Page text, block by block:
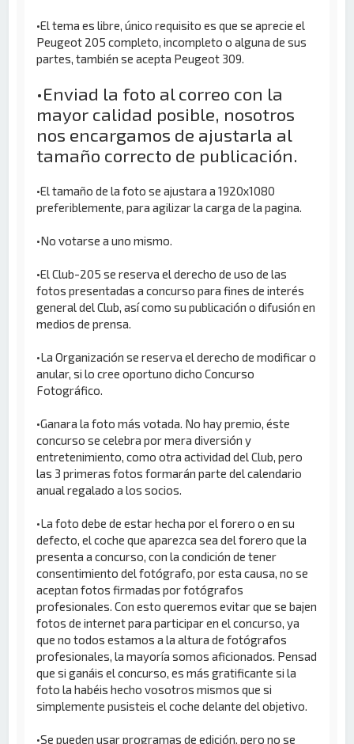
•El tema es libre, único requisito es que se aprecie el
Peugeot 205 completo, incompleto o alguna de sus
partes, también se acepta Peugeot 309.
•Enviad la foto al correo con la
mayor calidad posible, nosotros
nos encargamos de ajustarla al
tamaño correcto de publicación.
•El tamaño de la foto se ajustara a 1920x1080
preferiblemente, para agilizar la carga de la pagina.
•No votarse a uno mismo.
•El Club-205 se reserva el derecho de uso de las
fotos presentadas a concurso para fines de interés
general del Club, así como su publicación o difusión en
medios de prensa.
•La Organización se reserva el derecho de modificar o
anular, si lo cree oportuno dicho Concurso
Fotográfico.
•Ganara la foto más votada. No hay premio, éste
concurso se celebra por mera diversión y
entretenimiento, como otra actividad del Club, pero
las 3 primeras fotos formarán parte del calendario
anual regalado a los socios.
•La foto debe de estar hecha por el forero o en su
defecto, el coche que aparezca sea del forero que la
presenta a concurso, con la condición de tener
consentimiento del fotógrafo, por esta causa, no se
aceptan fotos firmadas por fotógrafos
profesionales. Con esto queremos evitar que se bajen
fotos de internet para participar en el concurso, ya
que no todos estamos a la altura de fotógrafos
profesionales, la mayoría somos aficionados. Pensad
que si ganáis el concurso, es más gratificante si la
foto la habéis hecho vosotros mismos que si
simplemente pusisteis el coche delante del objetivo.
•Se pueden usar programas de edición, pero no se